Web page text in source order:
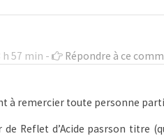
h 57 min -
Répondre à ce
à remercier toute personne
de Reflet d’Acide pasrson titre